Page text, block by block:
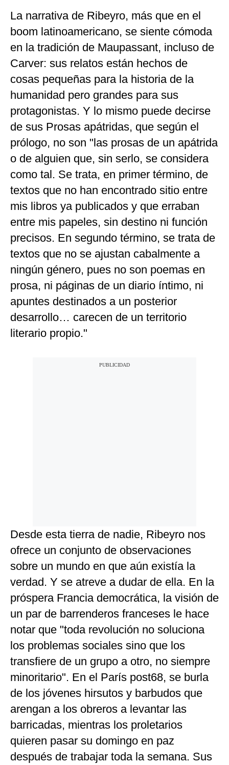
La narrativa de Ribeyro, más que en el
boom latinoamericano, se siente cómoda
en la tradición de Maupassant, incluso de
Carver: sus relatos están hechos de
cosas pequeñas para la historia de la
humanidad pero grandes para sus
protagonistas. Y lo mismo puede decirse
de sus Prosas apátridas, que según el
prólogo, no son "las prosas de un apátrida
o de alguien que, sin serlo, se considera
como tal. Se trata, en primer término, de
textos que no han encontrado sitio entre
mis libros ya publicados y que erraban
entre mis papeles, sin destino ni función
precisos. En segundo término, se trata de
textos que no se ajustan cabalmente a
ningún género, pues no son poemas en
prosa, ni páginas de un diario íntimo, ni
apuntes destinados a un posterior
desarrollo… carecen de un territorio
literario propio."
Desde esta tierra de nadie, Ribeyro nos
ofrece un conjunto de observaciones
sobre un mundo en que aún existía la
verdad. Y se atreve a dudar de ella. En la
próspera Francia democrática, la visión de
un par de barrenderos franceses le hace
notar que "toda revolución no soluciona
los problemas sociales sino que los
transfiere de un grupo a otro, no siempre
minoritario". En el París post68, se burla
de los jóvenes hirsutos y barbudos que
arengan a los obreros a levantar las
barricadas, mientras los proletarios
quieren pasar su domingo en paz
después de trabajar toda la semana. Sus